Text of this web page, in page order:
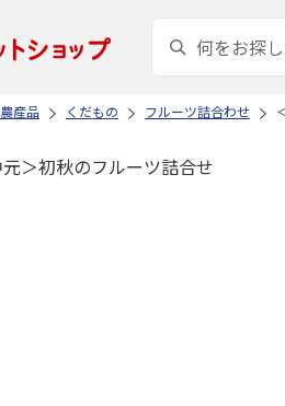
農産品 くだもの フルーツ詰合わせ